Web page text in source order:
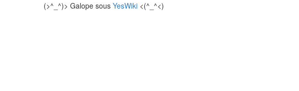
(>^_^)> Galope sous YesWiki<(^_^<)